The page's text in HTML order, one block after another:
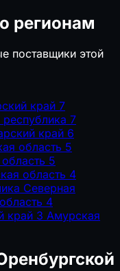
регионам
поставщики этой
край 7
7
край 6
область 5
5
область 4
Северная
4
край 3 Амурская